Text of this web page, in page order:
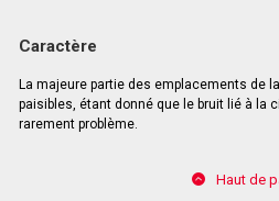
Caractère
La majeure partie des emplacements de
paisibles, étant donné que le bruit lié à la
rarement problème.
Haut de